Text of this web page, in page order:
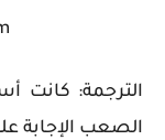
الترجمة: كانت
الصعب الإجابة